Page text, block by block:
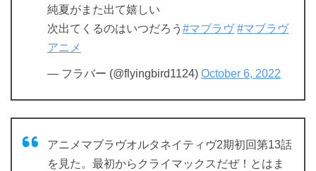
純夏がまた出て嬉しい
次出てくるのはいつだろう #マブラヴ #マブラヴ
アニメ
— フラバー (@flyingbird1124) October 6, 2022
アニメマブラヴオルタネイティヴ2期初回第13話
を見た。最初からクライマックスだぜ！とはま